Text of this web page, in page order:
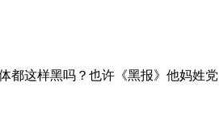
都这样黑吗？也许《黑报》他妈姓党